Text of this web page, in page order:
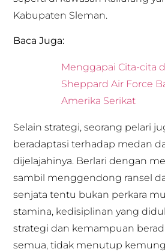
Kabupaten Sleman.
Baca Juga:
Menggapai Cita-cita
Sheppard Air Force
Amerika Serikat
Selain strategi, seorang pelari
beradaptasi terhadap medan
dijelajahinya. Berlari dengan
sambil menggendong ransel
senjata tentu bukan perkara
stamina, kedisiplinan yang
strategi dan kemampuan
semua, tidak menutup